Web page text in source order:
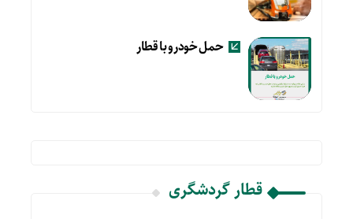
حمل خودرو با قطار
قطار گردشگری